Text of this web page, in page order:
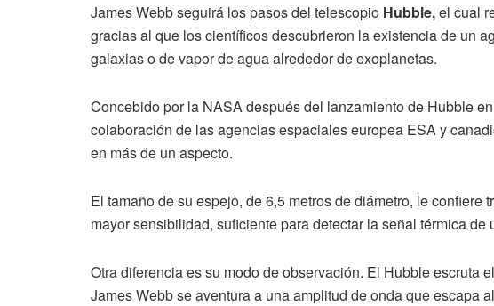
James Webb seguirá los pasos del telescopio Hubble,el cual
gracias al que los científicos descubrieron la existencia de un
galaxias o de vapor de agua alrededor de exoplanetas.
Concebido por la NASA después del lanzamiento de Hubble
colaboración de las agencias espaciales europea ESA y
en más de un aspecto.
El tamaño de su espejo, de 6,5 metros de diámetro, le confiere
mayor sensibilidad, suficiente para detectar la señal térmica de
Otra diferencia es su modo de observación. El Hubble escruta
James Webb se aventura a una amplitud de onda que escapa